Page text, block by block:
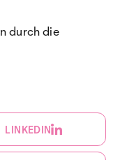
durch die
LINKEDIN